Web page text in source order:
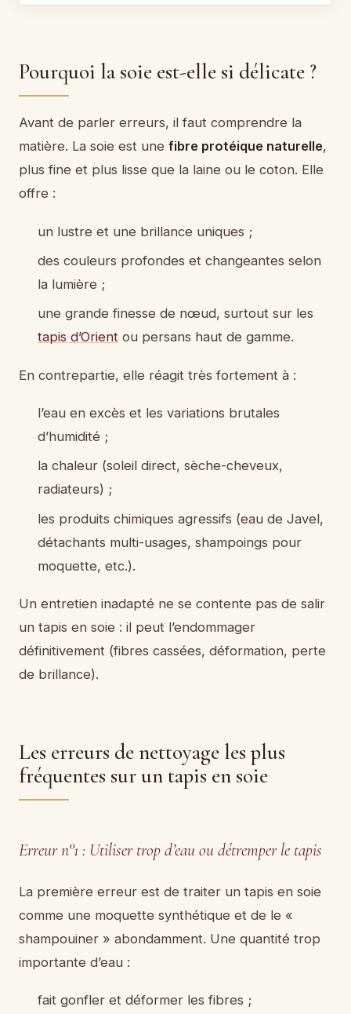
Pourquoi la soie est-elle si délicate ?
Avant de parler erreurs, il faut comprendre la
matière. La soie est une fibre protéique naturelle,
plus fine et plus lisse que la laine ou le coton. Elle
offre :
un lustre et une brillance uniques ;
des couleurs profondes et changeantes selon
la lumière ;
une grande finesse de nœud, surtout sur les
tapis d’Orientou persans haut de gamme.
En contrepartie, elle réagit très fortement à :
l’eau en excès et les variations brutales
d’humidité ;
la chaleur (soleil direct, sèche-cheveux,
radiateurs) ;
les produits chimiques agressifs (eau de Javel,
détachants multi-usages, shampoings pour
moquette, etc.).
Un entretien inadapté ne se contente pas de salir
un tapis en soie : il peut l’endommager
définitivement (fibres cassées, déformation, perte
de brillance).
Les erreurs de nettoyage les plus
fréquentes sur un tapis en soie
Erreur n°1 : Utiliser trop d’eau ou détremper le tapis
La première erreur est de traiter un tapis en soie
comme une moquette synthétique et de le «
shampouiner » abondamment. Une quantité trop
importante d’eau :
fait gonfler et déformer les fibres ;